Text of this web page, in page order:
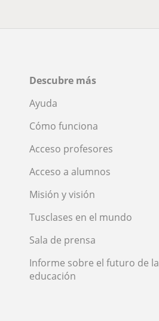
Descubre más
Ayuda
Cómo funciona
Acceso profesores
Acceso a alumnos
Misión y visión
Tusclases en el mundo
Sala de prensa
Informe sobre el futuro de la
educación